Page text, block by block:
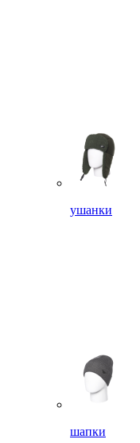
ушанки
шапки